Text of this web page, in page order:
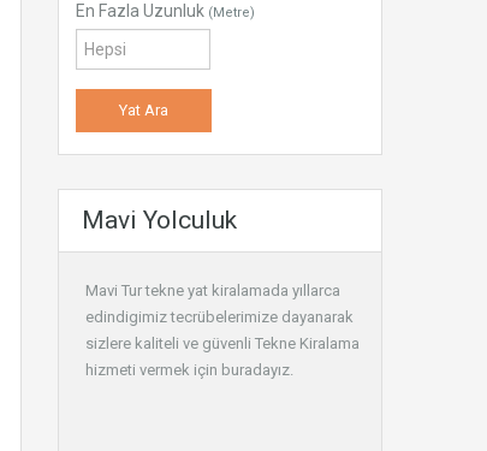
En Fazla Uzunluk (Metre)
Mavi Yolculuk
Mavi Tur tekne yat kiralamada yıllarca
edindigimiz tecrübelerimize dayanarak
sizlere kaliteli ve güvenli Tekne Kiralama
hizmeti vermek için buradayız.